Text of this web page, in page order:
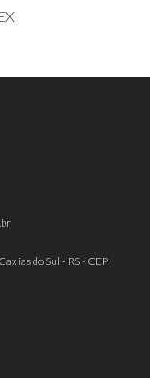
do Sul - RS - CEP